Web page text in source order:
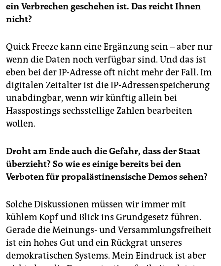
ein Verbrechen geschehen ist. Das reicht Ihnen
nicht?
Quick Freeze kann eine Ergänzung sein – aber nur
wenn die Daten noch verfügbar sind. Und das ist
eben bei der IP-Adresse oft nicht mehr der Fall. Im
digitalen Zeitalter ist die IP-Adressenspeicherung
unabdingbar, wenn wir künftig allein bei
Hasspostings sechsstellige Zahlen bearbeiten
wollen.
Droht am Ende auch die Gefahr, dass der Staat
überzieht? So wie es einige bereits bei den
Verboten für propalästinensische Demos sehen?
Solche Diskussionen müssen wir immer mit
kühlem Kopf und Blick ins Grundgesetz führen.
Gerade die Meinungs- und Versammlungsfreiheit
ist ein hohes Gut und ein Rückgrat unseres
demokratischen Systems. Mein Eindruck ist aber